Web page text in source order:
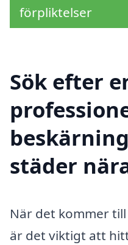
förpliktelser
Sök efter
städer
När det kommer
är det viktigt att